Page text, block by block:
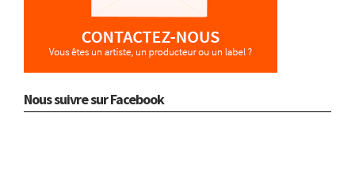
Nous suivre sur Facebook